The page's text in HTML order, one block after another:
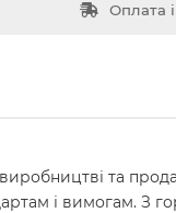
Оплата
та
і вимогам. З